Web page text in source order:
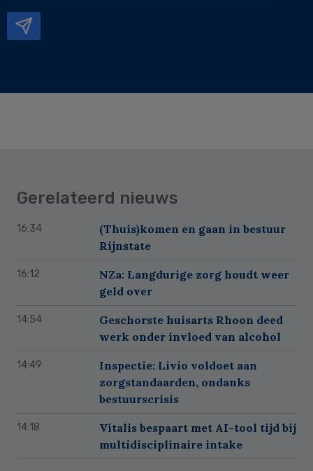
Gerelateerd nieuws
16:34
(Thuis)komen en gaan in bestuur
Rijnstate
16:12
NZa: Langdurige zorg houdt weer
geld over
14:54
Geschorste huisarts Rhoon deed
werk onder invloed van alcohol
14:49
Inspectie: Livio voldoet aan
zorgstandaarden, ondanks
bestuurscrisis
14:18
Vitalis bespaart met AI-tool tijd bij
multidisciplinaire intake